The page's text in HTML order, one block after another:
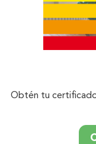
Obtén tu